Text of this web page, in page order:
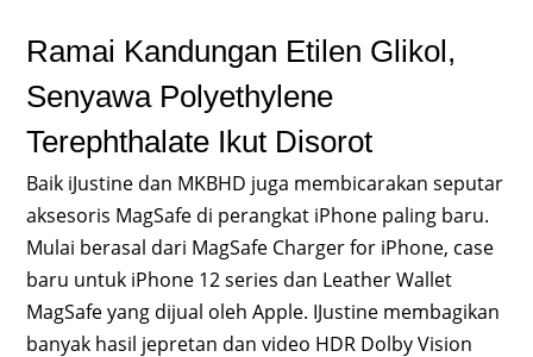
Ramai Kandungan Etilen Glikol,
Senyawa Polyethylene
Terephthalate Ikut Disorot
Baik iJustine dan MKBHD juga membicarakan seputar
aksesoris MagSafe di perangkat iPhone paling baru.
Mulai berasal dari MagSafe Charger for iPhone, case
baru untuk iPhone 12 series dan Leather Wallet
MagSafe yang dijual oleh Apple. IJustine membagikan
banyak hasil jepretan dan video HDR Dolby Vision